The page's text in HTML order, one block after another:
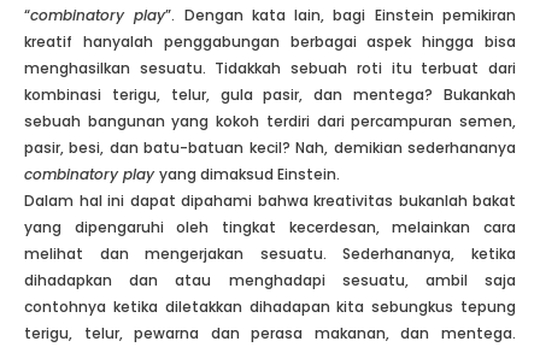
“combinatory play”. Dengan kata lain, bagi Einstein pemikiran
kreatif hanyalah penggabungan berbagai aspek hingga bisa
menghasilkan sesuatu. Tidakkah sebuah roti itu terbuat dari
kombinasi terigu, telur, gula pasir, dan mentega? Bukankah
sebuah bangunan yang kokoh terdiri dari percampuran semen,
pasir, besi, dan batu-batuan kecil? Nah, demikian sederhananya
combinatory playyang dimaksud Einstein.
Dalam hal ini dapat dipahami bahwa kreativitas bukanlah bakat
yang dipengaruhi oleh tingkat kecerdesan, melainkan cara
melihat dan mengerjakan sesuatu. Sederhananya, ketika
dihadapkan dan atau menghadapi sesuatu, ambil saja
contohnya ketika diletakkan dihadapan kita sebungkus tepung
terigu, telur, pewarna dan perasa makanan, dan mentega.